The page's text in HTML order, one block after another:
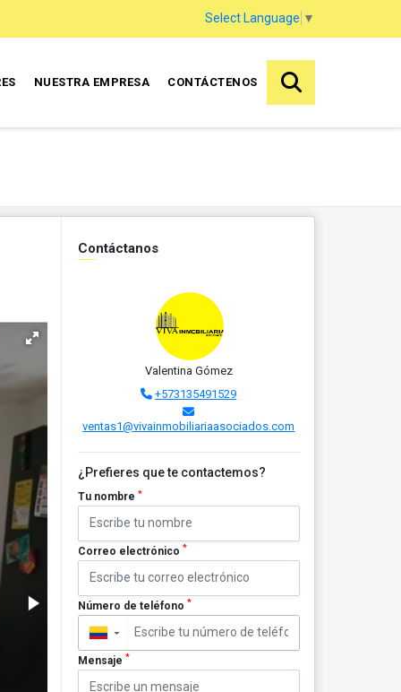
Select Language ▼
NUESTRA EMPRESA CONTÁCTENOS
Contáctanos
Valentina Gómez
+573135491529
ventas1@vivainmobiliariaasociados.com
¿Prefieres que te contactemos?
Tu nombre *
Correo electrónico *
Número de teléfono *
▼
Mensaje *